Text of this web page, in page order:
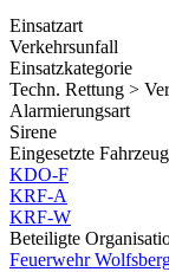
Einsatzart
Verkehrsunfall
Einsatzkategorie
Techn. Rettung >
Alarmierungsart
Sirene
Eingesetzte
KDO-F
KRF-A
KRF-W
Beteiligte
Feuerwehr